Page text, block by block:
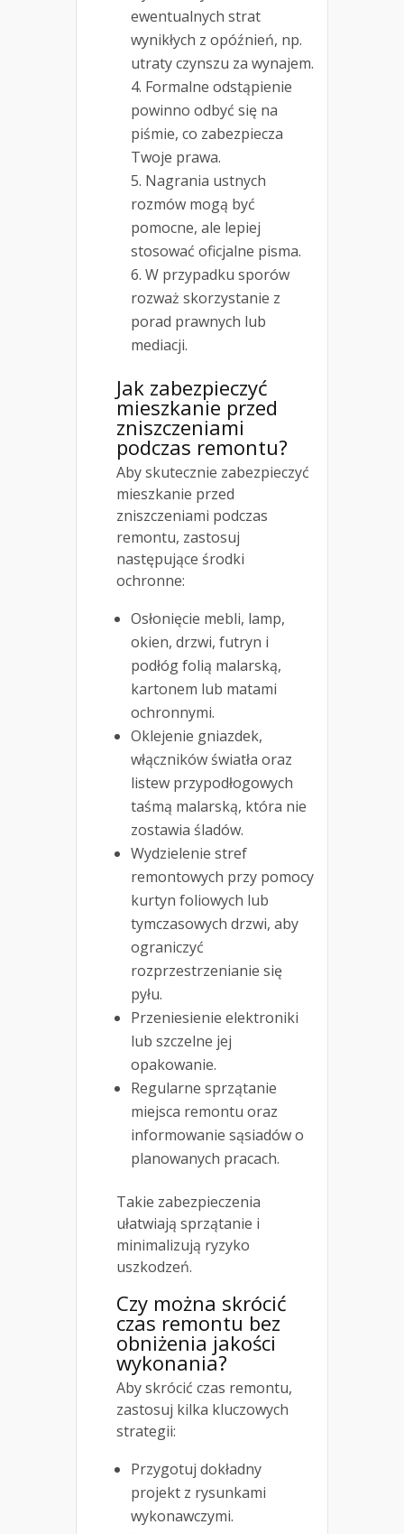
ewentualnych strat
wynikłych z opóźnień, np.
utraty czynszu za wynajem.
Formalne odstąpienie
powinno odbyć się na
piśmie, co zabezpiecza
Twoje prawa.
Nagrania ustnych
rozmów mogą być
pomocne, ale lepiej
stosować oficjalne pisma.
W przypadku sporów
rozważ skorzystanie z
porad prawnych lub
mediacji.
Jak zabezpieczyć
mieszkanie przed
zniszczeniami
podczas remontu?
Aby skutecznie zabezpieczyć
mieszkanie przed
zniszczeniami podczas
remontu, zastosuj
następujące środki
ochronne:
Osłonięcie mebli, lamp,
okien, drzwi, futryn i
podłóg folią malarską,
kartonem lub matami
ochronnymi.
Oklejenie gniazdek,
włączników światła oraz
listew przypodłogowych
taśmą malarską, która nie
zostawia śladów.
Wydzielenie stref
remontowych przy pomocy
kurtyn foliowych lub
tymczasowych drzwi, aby
ograniczyć
rozprzestrzenianie się
pyłu.
Przeniesienie elektroniki
lub szczelne jej
opakowanie.
Regularne sprzątanie
miejsca remontu oraz
informowanie sąsiadów o
planowanych pracach.
Takie zabezpieczenia
ułatwiają sprzątanie i
minimalizują ryzyko
uszkodzeń.
Czy można skrócić
czas remontu bez
obniżenia jakości
wykonania?
Aby skrócić czas remontu,
zastosuj kilka kluczowych
strategii:
Przygotuj dokładny
projekt z rysunkami
wykonawczymi.